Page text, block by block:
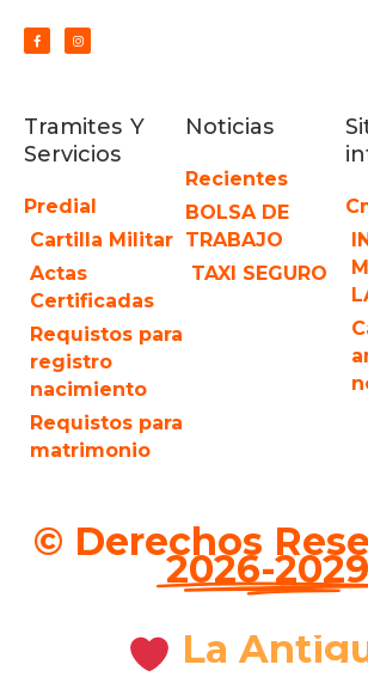
Tramites Y
Servicios
Predial
Cartilla Militar
Actas
Certificadas
Requistos para
registro
nacimiento
Requistos para
matrimonio
Noticias
Recientes
BOLSA DE
TRABAJO
TAXI SEGURO
© Derechos
2026-2029
La